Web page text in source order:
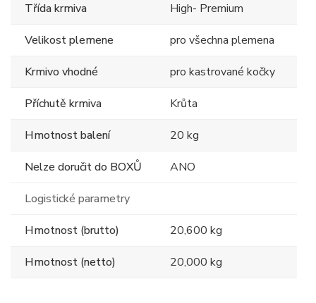
Třída krmiva High- Premium
Velikost plemene pro všechna plemena
Krmivo vhodné pro kastrované kočky
Příchutě krmiva Krůta
Hmotnost balení 20 kg
Nelze doručit do BOXŮ ANO
Logistické parametry
Hmotnost (brutto) 20,600 kg
Hmotnost (netto) 20,000 kg